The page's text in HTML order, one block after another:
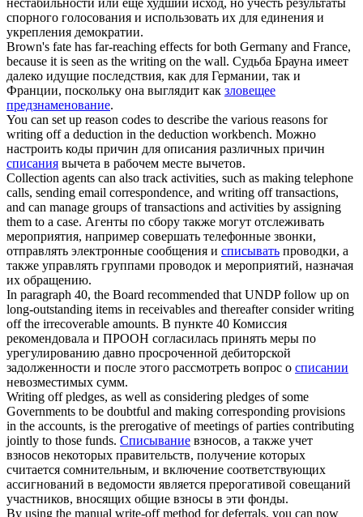
нестабильности или еще худший исход, но учесть результаты
спорного голосования и использовать их для единения и
укрепления демократии.
Brown's fate has far-reaching effects for both Germany and France,
because it is seen as the writing on the wall. Судьба Брауна имеет
далеко идущие последствия, как для Германии, так и
Франции, поскольку она выглядит как зловещее
предзнаменование.
You can set up reason codes to describe the various reasons for
writing offa deduction in the deduction workbench. Можно
настроить коды причин для описания различных причин
списания вычета в рабочем месте вычетов.
Collection agents can also track activities, such as making telephone
calls, sending email correspondence, and writing offtransactions,
and can manage groups of transactions and activities by assigning
them to a case. Агенты по сбору также могут отслеживать
мероприятия, например совершать телефонные звонки,
отправлять электронные сообщения и списывать проводки, а
также управлять группами проводок и мероприятий, назначая
их обращению.
In paragraph 40, the Board recommended that UNDP follow up on
long-outstanding items in receivables and thereafter considerwriting
offthe irrecoverable amounts. В пункте 40 Комиссия
рекомендовала и ПРООН согласилась принять меры по
урегулированию давно просроченной дебиторской
задолженности и после этого рассмотреть вопрос о списании
невозместимых сумм.
Writing offpledges, as well as considering pledges of some
Governments to be doubtful and making corresponding provisions
in the accounts, is the prerogative of meetings of parties contributing
jointly to those funds. Списывание взносов, а также учет
взносов некоторых правительств, получение которых
считается сомнительным, и включение соответствующих
ассигнований в ведомости является прерогативой совещаний
участников, вносящих общие взносы в эти фонды.
By using the manual write-off method for deferrals, you can now